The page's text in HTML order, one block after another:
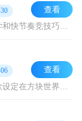
弗拉格职业射手，一款把科幻美学和快节奏竞技巧妙结合的Q版射击游戏。在这里，玩家能化身为身怀绝技的超级英雄，借助未来装备开启精彩刺激的3v3对战。游戏独具创新的动
查看
典的3D像素场景画面，融入了经典的吃鸡大逃杀玩法，整体画面风格类似《我的世界》。
查看